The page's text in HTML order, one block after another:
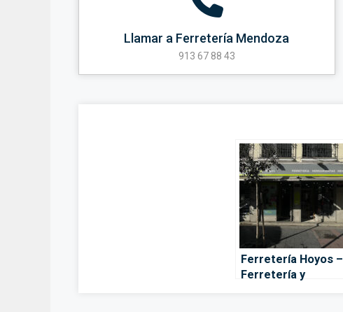
Llamar a Ferretería Mendoza
913 67 88 43
Ferretería Hoyos –
Ferretería y